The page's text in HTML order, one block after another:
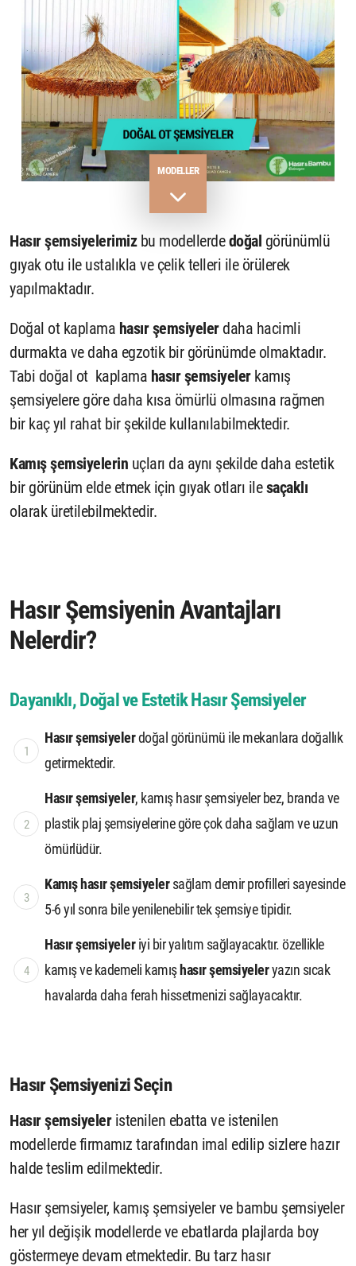
MODELLER
Hasır şemsiyelerimizbu modellerdedoğal görünümlü
gıyak otu ile ustalıkla ve çelik telleri ile örülerek
yapılmaktadır.
Doğal ot kaplama hasır şemsiyelerdaha hacimli
durmakta ve daha egzotik bir görünümde olmaktadır.
Tabi doğal ot kaplama hasır şemsiyelerkamış
şemsiyelere göre daha kısa ömürlü olmasına rağmen
bir kaç yıl rahat bir şekilde kullanılabilmektedir.
Kamış şemsiyelerin uçları da aynı şekilde daha estetik
bir görünüm elde etmek için gıyak otları ilesaçaklı
olarak üretilebilmektedir.
Hasır ŞemsiyeninAvantajları
Nelerdir?
Dayanıklı, Doğal ve EstetikHasır Şemsiyeler
Hasır şemsiyelerdoğal görünümü ile mekanlara doğallık
getirmektedir.
Hasır şemsiyeler, kamış hasır şemsiyeler bez, branda ve
plastik plaj şemsiyelerine göre çok daha sağlam ve uzun
ömürlüdür.
Kamış hasır şemsiyelersağlam demir profilleri sayesinde
5-6 yıl sonra bile yenilenebilir tek şemsiye tipidir.
Hasır şemsiyeleriyi bir yalıtım sağlayacaktır. özellikle
kamış ve kademeli kamışhasır şemsiyeleryazın sıcak
havalarda daha ferah hissetmenizi sağlayacaktır.
Hasır ŞemsiyeniziSeçin
Hasır şemsiyeleristenilen ebatta ve istenilen
modellerde firmamız tarafından imal edilip sizlere hazır
halde teslim edilmektedir.
Hasır şemsiyeler, kamış şemsiyeler ve bambu şemsiyeler
her yıl değişik modellerde ve ebatlarda plajlarda boy
göstermeye devam etmektedir. Bu tarz hasır